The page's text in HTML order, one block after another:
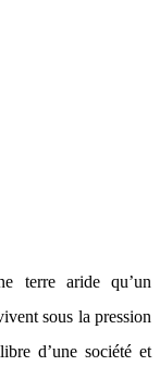
terre aride qu’un
sous la pression
d’une société et